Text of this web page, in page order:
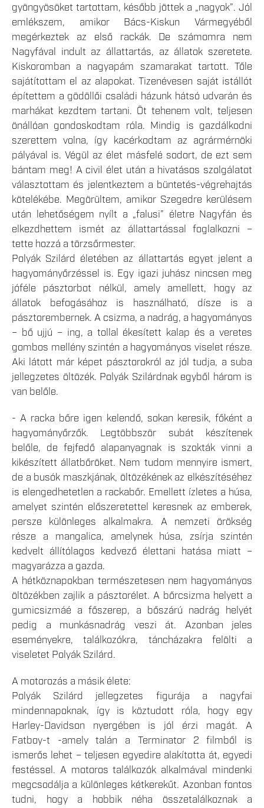
gyöngyösöket tartottam, később jöttek a „nagyok”. Jól
emlékszem, amikor Bács-Kiskun Vármegyéből
megérkeztek az első rackák. De számomra nem
Nagyfával indult az állattartás, az állatok szeretete.
Kiskoromban a nagyapám szamarakat tartott. Tőle
sajátítottam el az alapokat. Tizenévesen saját istállót
építettem a gödöllői családi házunk hátsó udvarán és
marhákat kezdtem tartani. Öt tehenem volt, teljesen
önállóan gondoskodtam róla. Mindig is gazdálkodni
szerettem volna, így kacérkodtam az agrármérnöki
pályával is. Végül az élet másfelé sodort, de ezt sem
bántam meg! A civil élet után a hivatásos szolgálatot
választottam és jelentkeztem a büntetés-végrehajtás
kötelékébe. Megörültem, amikor Szegedre kerülésem
után lehetőségem nyílt a „falusi” életre Nagyfán és
elkezdhettem ismét az állattartással foglalkozni –
tette hozzá a törzsőrmester.
Polyák Szilárd életében az állattartás egyet jelent a
hagyományőrzéssel is. Egy igazi juhász nincsen meg
jóféle pásztorbot nélkül, amely amellett, hogy az
állatok befogásához is használható, dísze is a
pásztorembernek. A csizma, a nadrág, a hagyományos
– bő ujjú – ing, a tollal ékesített kalap és a veretes
gombos mellény szintén a hagyományos viselet része.
Aki látott már képet pásztorokról az jól tudja, a suba
jellegzetes öltözék. Polyák Szilárdnak egyből három is
van belőle.
- A racka bőre igen kelendő, sokan keresik, főként a
hagyományőrzők. Legtöbbször subát készítenek
belőle, de fejfedő alapanyagnak is szokták vinni a
kikészített állatbőröket. Nem tudom mennyire ismert,
de a busók maszkjának, öltözékének az elkészítéséhez
is elengedhetetlen a rackabőr. Emellett ízletes a húsa,
amelyet szintén előszeretettel keresnek az emberek,
persze különleges alkalmakra. A nemzeti örökség
része a mangalica, amelynek húsa, zsírja szintén
kedvelt állítólagos kedvező élettani hatása miatt –
magyarázza a gazda.
A hétköznapokban természetesen nem hagyományos
öltözékben zajlik a pásztorélet. A bőrcsizma helyett a
gumicsizmáé a főszerep, a bőszárú nadrág helyét
pedig a munkásnadrág veszi át. Azonban jeles
eseményekre, találkozókra, táncházakra felölti a
viseletet Polyák Szilárd.
A motorozás a másik élete:
Polyák Szilárd jellegzetes figurája a nagyfai
mindennapoknak, így is köztudott róla, hogy egy
Harley-Davidson nyergében is jól érzi magát. A
Fatboy-t -amely talán a Terminator 2 filmből is
ismerős lehet – teljesen egyedire alakította át, egyedi
festéssel. A motoros találkozók alkalmával mindenki
megcsodálja a különleges kétkerekűt. Azonban fontos
tudni, hogy a hobbik néha összetalálkoznak a